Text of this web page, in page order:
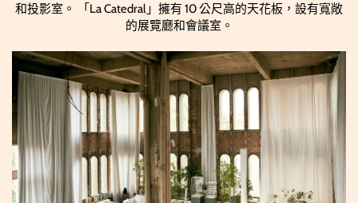
和投影室。 「La Catedral」擁有 10 公尺高的天花板，設有寬敞
的展覽廳和會議室。